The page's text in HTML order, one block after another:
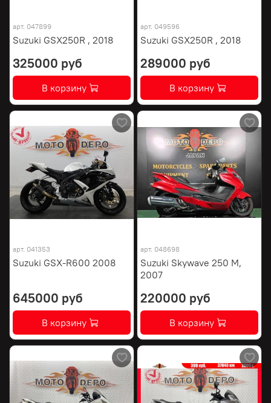
арт. 047899
Suzuki GSX250R , 2018
325000 руб
В корзину
арт. 049596
Suzuki GSX250R , 2018
289000 руб
В корзину
арт. 041353
Suzuki GSX-R600 2008
645000 руб
В корзину
арт. 048698
Suzuki Skywave 250 M,
2007
220000 руб
В корзину